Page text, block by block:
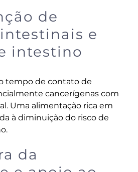
de
e
intestino
tempo de contato de
cancerígenas com
Uma alimentação rica em
à diminuição do risco de
da